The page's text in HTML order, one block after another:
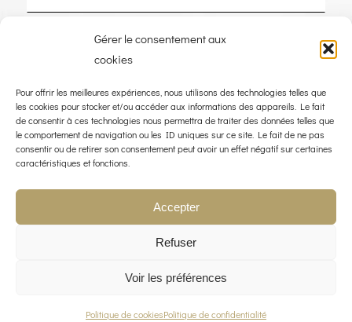
Gérer le consentement aux
cookies
Pour offrir les meilleures expériences, nous utilisons des technologies telles que
les cookies pour stocker et/ou accéder aux informations des appareils. Le fait
de consentir à ces technologies nous permettra de traiter des données telles que
le comportement de navigation ou les ID uniques sur ce site. Le fait de ne pas
consentir ou de retirer son consentement peut avoir un effet négatif sur certaines
caractéristiques et fonctions.
Accepter
Refuser
Voir les préférences
Politique de cookiesPolitique de confidentialité
Enregistrer mon nom, mon e-mail et mon site dans le navigateur pour mon
prochain commentaire.
© COPYRIGHT 2023 - THE WIND ROSE - WEBDESIGN :
POLITIQUE DE CONFIDENTIALITÉ CONTACT